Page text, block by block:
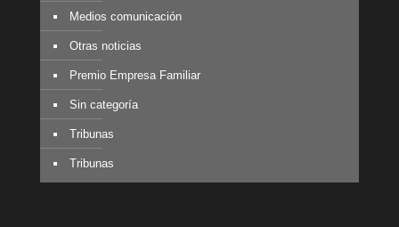
Medios comunicación
Otras noticias
Premio Empresa Familiar
Sin categoría
Tribunas
Tribunas